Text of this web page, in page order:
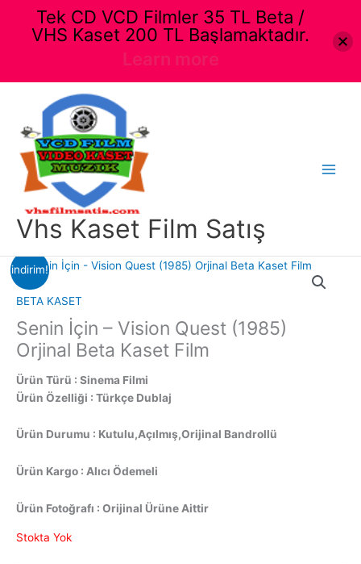
Vhs Kaset Film Satış
indirim!
BETA KASET
Senin İçin – Vision Quest (1985)
Orjinal Beta Kaset Film
Ürün Türü : Sinema Filmi
Ürün Özelliği : Türkçe Dublaj
Ürün Durumu : Kutulu,Açılmış,Orijinal Bandrollü
Ürün Kargo : Alıcı Ödemeli
Ürün Fotoğrafı : Orijinal Ürüne Aittir
Stokta Yok
Tek CD VCD Filmler 35 TL Beta /
VHS Kaset 200 TL Başlamaktadır.
Learn more